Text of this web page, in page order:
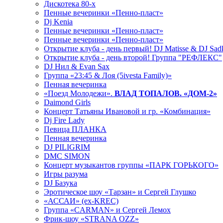
Дискотека 80-х
Пенные вечеринки «Пенно-пласт»
Dj Kenia
Пенные вечеринки «Пенно-пласт»
Пенные вечеринки «Пенно-пласт»
Открытие клуба - день первый! DJ Matisse & DJ
Открытие клуба - день второй! Группа "РЕФЛЕКС"
DJ Нил & Evan Sax
Группа «23:45 & Лоя (5ivesta Family)»
Пенная вечеринка
«Поезд Молодежи». ВЛАД ТОПАЛОВ. «ДОМ-2»
Daimond Girls
Концерт Татьяны Ивановой и гр. «Комбинация»
Dj Fire Lady
Певица ПЛАНКА
Пенная вечеринка
DJ PILIGRIM
DMC SIMON
Концерт музыкантов группы «ПАРК ГОРЬКОГО»
Игры разума
DJ Базука
Эротическое шоу «Тарзан» и Сергей Глушко
«АССАИ» (ex-KREC)
Группа «CARMAN» и Сергей Лемох
Фрик-шоу «STRANA OZZ»